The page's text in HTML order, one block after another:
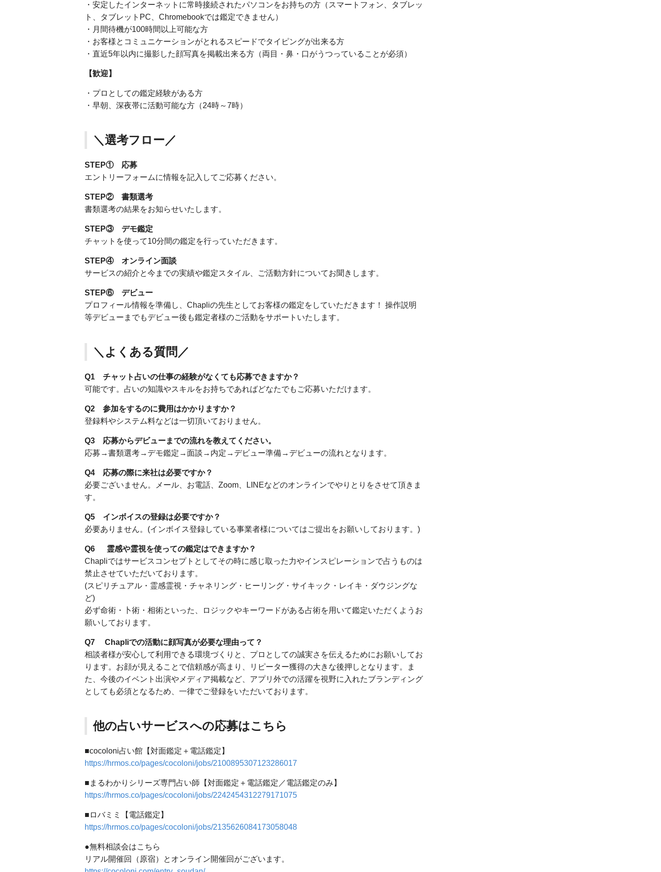
・安定したインターネットに常時接続されたパソコンをお持ちの方（スマートフォン、タブレッ
ト、タブレットPC、Chromebookでは鑑定できません）
・月間待機が100時間以上可能な方
・お客様とコミュニケーションがとれるスピードでタイピングが出来る方
・直近5年以内に撮影した顔写真を掲載出来る方（両目・鼻・口がうつっていることが必須）
【歓迎】
・プロとしての鑑定経験がある方
・早朝、深夜帯に活動可能な方（24時～7時）
＼選考フロー／
STEP① 応募
エントリーフォームに情報を記入してご応募ください。
STEP② 書類選考
書類選考の結果をお知らせいたします。
STEP③ デモ鑑定
チャットを使って10分間の鑑定を行っていただきます。
STEP④ オンライン面談
サービスの紹介と今までの実績や鑑定スタイル、ご活動方針についてお聞きします。
STEP⑥ デビュー
プロフィール情報を準備し、Chapliの先生としてお客様の鑑定をしていただきます！ 操作説明
等デビューまでもデビュー後も鑑定者様のご活動をサポートいたします。
＼よくある質問／
Q1 チャット占いの仕事の経験がなくても応募できますか？
可能です。占いの知識やスキルをお持ちであればどなたでもご応募いただけます。
Q2 参加をするのに費用はかかりますか？
登録料やシステム料などは一切頂いておりません。
Q3 応募からデビューまでの流れを教えてください。
応募→書類選考→デモ鑑定→面談→内定→デビュー準備→デビューの流れとなります。
Q4 応募の際に来社は必要ですか？
必要ございません。メール、お電話、Zoom、LINEなどのオンラインでやりとりをさせて頂きま
す。
Q5 インボイスの登録は必要ですか？
必要ありません。(インボイス登録している事業者様についてはご提出をお願いしております。)
Q6
霊感や霊視を使っての鑑定はできますか？
Chapliではサービスコンセプトとしてその時に感じ取った力やインスピレーションで占うものは
禁止させていただいております。
(スピリチュアル・霊感霊視・チャネリング・ヒーリング・サイキック・レイキ・ダウジングな
ど)
必ず命術・卜術・相術といった、ロジックやキーワードがある占術を用いて鑑定いただくようお
願いしております。
Q7 Chapliでの活動に顔写真が必要な理由って？
相談者様が安心して利用できる環境づくりと、プロとしての誠実さを伝えるためにお願いしてお
ります。お顔が見えることで信頼感が高まり、リピーター獲得の大きな後押しとなります。ま
た、今後のイベント出演やメディア掲載など、アプリ外での活躍を視野に入れたブランディング
としても必須となるため、一律でご登録をいただいております。
他の占いサービスへの応募はこちら
■cocoloni占い館【対面鑑定＋電話鑑定】
https://hrmos.co/pages/cocoloni/jobs/2100895307123286017
■まるわかりシリーズ専門占い師【対面鑑定＋電話鑑定／電話鑑定のみ】
https://hrmos.co/pages/cocoloni/jobs/2242454312279171075
■ロバミミ【電話鑑定】
https://hrmos.co/pages/cocoloni/jobs/2135626084173058048
●無料相談会はこちら
リアル開催回（原宿）とオンライン開催回がございます。